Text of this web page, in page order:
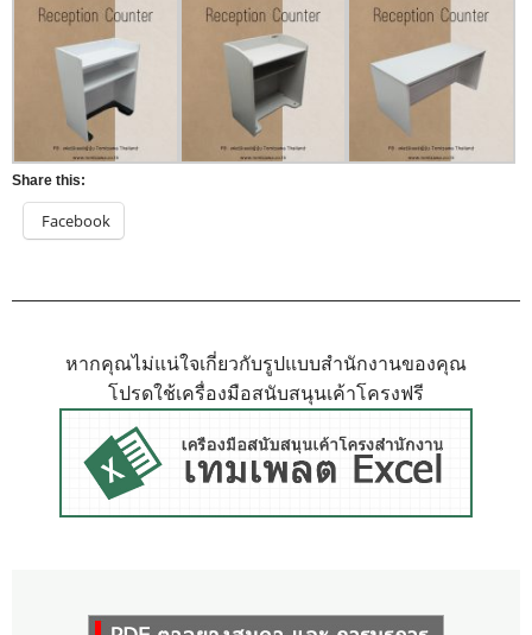
Share this:
Facebook
หากคุณไม่แน่ใจเกี่ยวกับรูปแบบสำนักงานของคุณ
โปรดใช้เครื่องมือสนับสนุนเค้าโครงฟรี